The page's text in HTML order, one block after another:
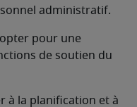
administratif.
opter pour une
de soutien du
à la planification et à